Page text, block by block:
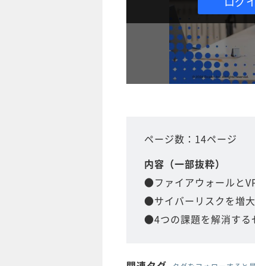
ページ数：14ページ
内容（一部抜粋）
●ファイアウォールと
●サイバーリスクを増
●4つの課題を解消する